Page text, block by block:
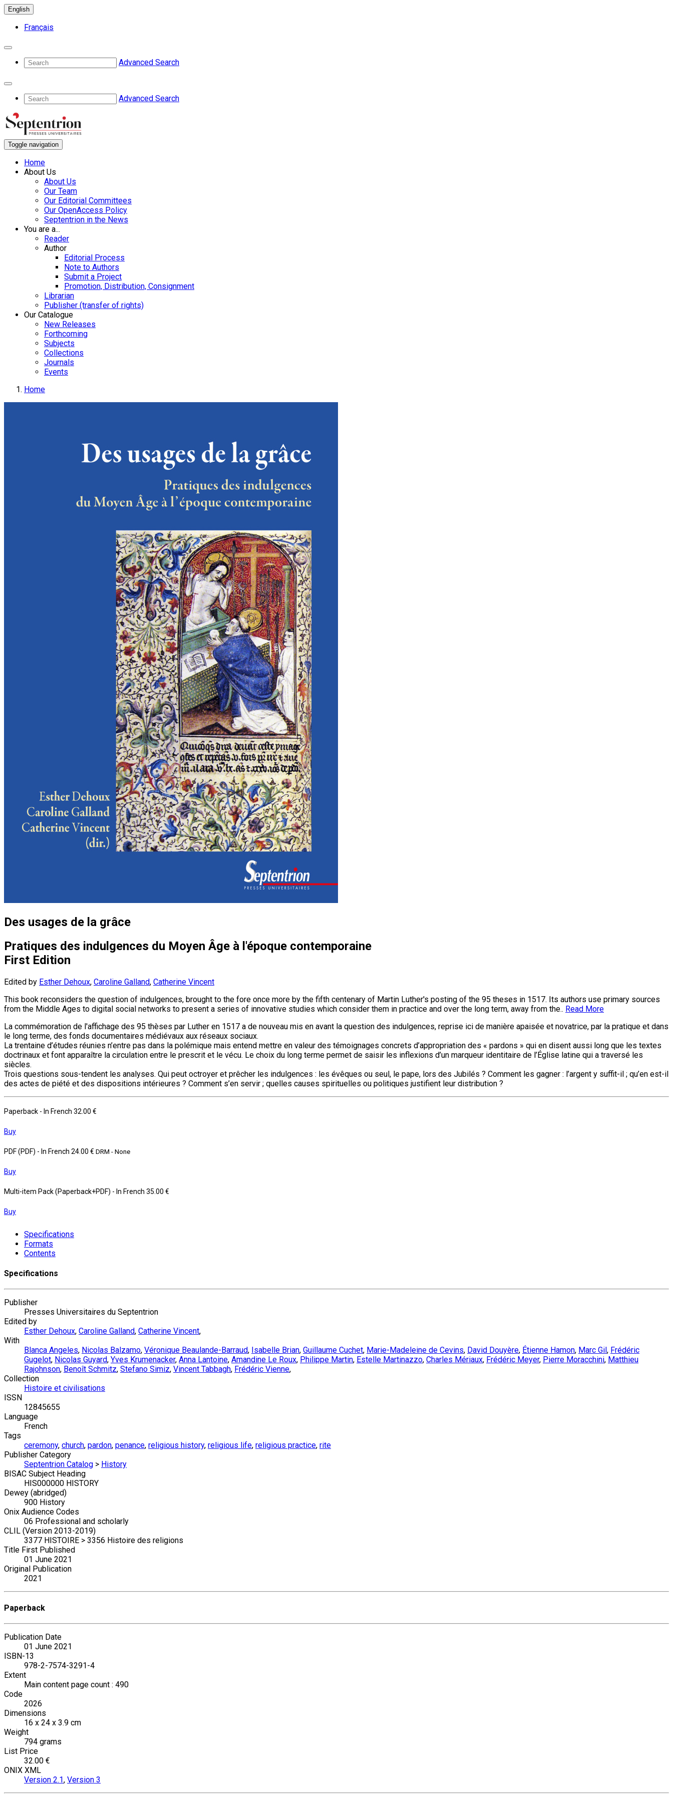
English
Français
Advanced Search
Advanced Search
Toggle navigation
Home
About Us
About Us
Our Team
Our Editorial Committees
Our OpenAccess Policy
Septentrion in the News
You are a...
Reader
Author
Editorial Process
Note to Authors
Submit a Project
Promotion, Distribution, Consignment
Librarian
Publisher (transfer of rights)
Our Catalogue
New Releases
Forthcoming
Subjects
Collections
Journals
Events
Home
Des usages de la grâce
Pratiques des indulgences du Moyen Âge à l'époque contemporaine
First Edition
Edited by Esther Dehoux, Caroline Galland, Catherine Vincent
This book reconsiders the question of indulgences, brought to the fore once more by the fifth centenary of Martin Luther's posting of the 95 theses in 1517. Its authors use primary sources
from the Middle Ages to digital social networks to present a series of innovative studies which consider them in practice and over the long term, away from the.. Read More
La commémoration de l'affichage des 95 thèses par Luther en 1517 a de nouveau mis en avant la question des indulgences, reprise ici de manière apaisée et novatrice, par la pratique et dans
le long terme, des fonds documentaires médiévaux aux réseaux sociaux.
La trentaine d’études réunies n’entre pas dans la polémique mais entend mettre en valeur des témoignages concrets d’appropriation des « pardons » qui en disent aussi long que les textes
doctrinaux et font apparaître la circulation entre le prescrit et le vécu. Le choix du long terme permet de saisir les inflexions d’un marqueur identitaire de l’Église latine qui a traversé les
siècles.
Trois questions sous-tendent les analyses. Qui peut octroyer et prêcher les indulgences : les évêques ou seul, le pape, lors des Jubilés ? Comment les gagner : l’argent y suffit-il ; qu’en est-il
des actes de piété et des dispositions intérieures ? Comment s’en servir ; quelles causes spirituelles ou politiques justifient leur distribution ?
Paperback - In French 32.00 €
Buy
PDF (PDF) - In French 24.00 € DRM - None
Buy
Multi-item Pack (Paperback+PDF) - In French 35.00 €
Buy
Specifications
Formats
Contents
Specifications
Publisher
Presses Universitaires du Septentrion
Edited by
Esther Dehoux, Caroline Galland, Catherine Vincent,
With
Blanca Angeles, Nicolas Balzamo, Véronique Beaulande-Barraud, Isabelle Brian, Guillaume Cuchet, Marie-Madeleine de Cevins, David Douyère, Étienne Hamon, Marc Gil , Frédéric
Gugelot, Nicolas Guyard, Yves Krumenacker, Anna Lantoine, Amandine Le Roux, Philippe Martin, Estelle Martinazzo, Charles Mériaux, Frédéric Meyer, Pierre Moracchini, Matthieu
Rajohnson, Benoît Schmitz, Stefano Simiz, Vincent Tabbagh, Frédéric Vienne,
Collection
Histoire et civilisations
ISSN
12845655
Language
French
Tags
ceremony, church, pardon, penance, religious history, religious life, religious practice, rite
Publisher Category
Septentrion Catalog > History
BISAC Subject Heading
HIS000000 HISTORY
Dewey (abridged)
900 History
Onix Audience Codes
06 Professional and scholarly
CLIL (Version 2013-2019)
3377 HISTOIRE > 3356 Histoire des religions
Title First Published
01 June 2021
Original Publication
2021
Paperback
Publication Date
01 June 2021
ISBN-13
978-2-7574-3291-4
Extent
Main content page count : 490
Code
2026
Dimensions
16 x 24 x 3.9 cm
Weight
794 grams
List Price
32.00 €
ONIX XML
Version 2.1, Version 3